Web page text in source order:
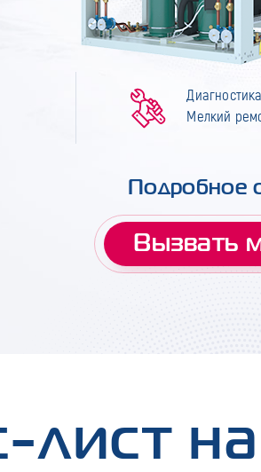
Диагностика
Мелкий
Подробное
Вызвать
лист